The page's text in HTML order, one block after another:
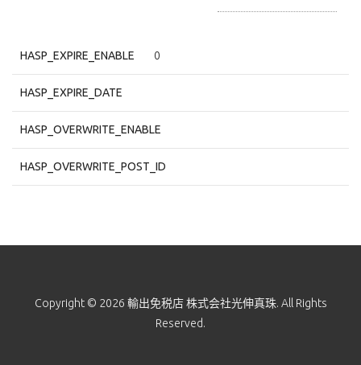
HASP_EXPIRE_ENABLE 0
HASP_EXPIRE_DATE
HASP_OVERWRITE_ENABLE
HASP_OVERWRITE_POST_ID
Copyright © 2026 輸出免税店 株式会社光伸真珠. All Rights
Reserved.